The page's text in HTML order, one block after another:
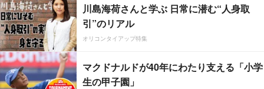
川島海荷さんと学ぶ 日常に潜む“人身取
引”のリアル
オリコンタイアップ特集
マクドナルドが40年にわたり支える「小学
生の甲子園」